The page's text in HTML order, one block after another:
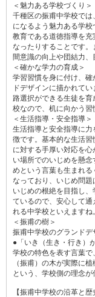
＜魅力ある学校づくり＞
千種区の振甫中学校で
になるよう魅力ある学
教育である道徳指導を
なったりすることです
間意識の向上や団結力、
＜確かな学力の育成＞
学習習慣を身に付け、
ドデザインに描かれて
路選択ができる生徒を
校なので、机に向かう習
＜生活指導・安全指導＞
生活指導と安全指導に
徴です。基本的な生活
に対する手厚い対応を
い場所でのいじめを懸
めという言葉も生まれ
なっており、いじめ問
いじめの根絶を目指し
ているので、安心して通
れる中学校といえますね。
＜振甫の樹＞
振甫中学校のグランドデ
●「いき（生き・行き）
学校の特色を表す言葉
（振甫）の木が実際に
という、学校側の理念が
【振甫中学校の沿革と歴